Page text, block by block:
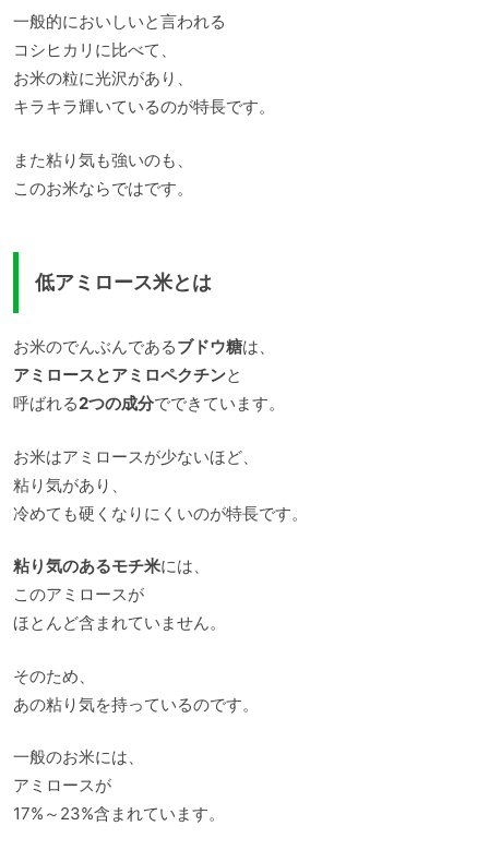
一般的においしいと言われる
コシヒカリに比べて、
お米の粒に光沢があり、
キラキラ輝いているのが特長です。
また粘り気も強いのも、
このお米ならではです。
低アミロース米とは
お米のでんぶんであるブドウ糖は、
アミロースとアミロペクチンと
呼ばれる2つの成分でできています。
お米はアミロースが少ないほど、
粘り気があり、
冷めても硬くなりにくいのが特長です。
粘り気のあるモチ米には、
このアミロースが
ほとんど含まれていません。
そのため、
あの粘り気を持っているのです。
一般のお米には、
アミロースが
17%～23%含まれています。